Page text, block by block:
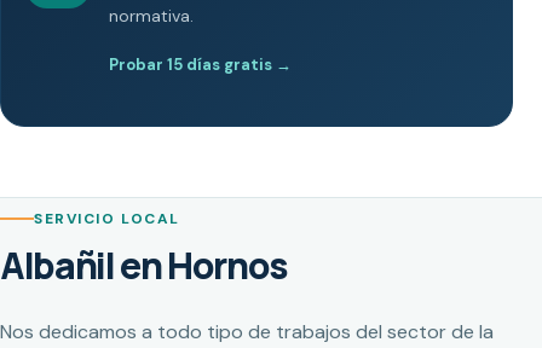
normativa.
Probar 15 días gratis →
SERVICIO LOCAL
Albañil en Hornos
Nos dedicamos a todo tipo de trabajos del sector de la